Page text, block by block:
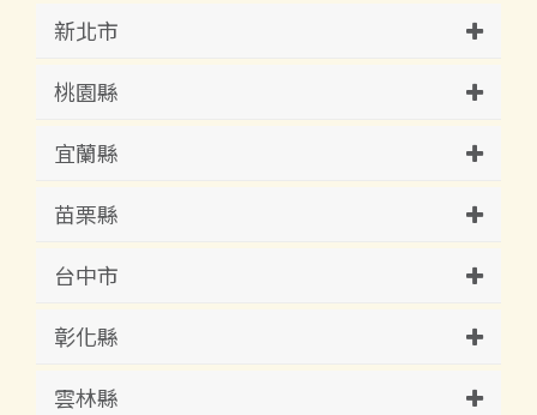
新北市
桃園縣
宜蘭縣
苗栗縣
台中市
彰化縣
雲林縣